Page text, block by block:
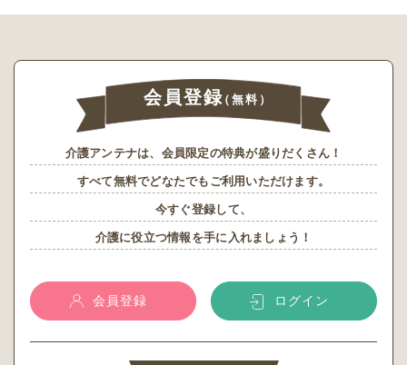
会員登録（無料）
介護アンテナは、会員限定の特典が盛りだくさん！
すべて無料でどなたでもご利用いただけます。
今すぐ登録して、
介護に役立つ情報を手に入れましょう！
会員登録 ログイン